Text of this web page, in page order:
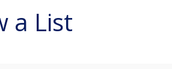
a List